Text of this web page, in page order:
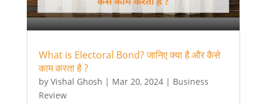
What is Electoral Bond? जानिए क्या है और कैसे
काम करता है ?
by Vishal Ghosh | Mar 20, 2024| Business
Review